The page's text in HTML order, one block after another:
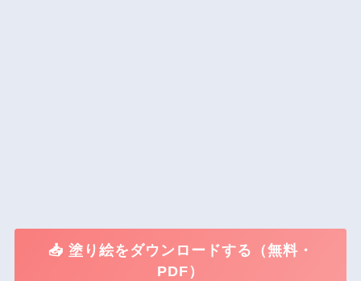
📥 塗り絵をダウンロードする（無料・
PDF）